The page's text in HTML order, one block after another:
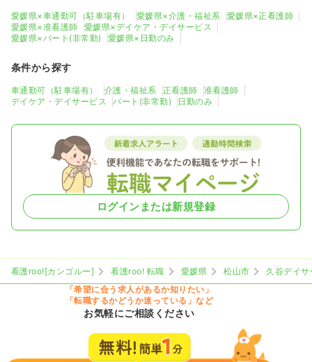
愛媛県×車通勤可（駐車場有） 愛媛県×介護・福祉系
愛媛県×正看護師
愛媛県×准看護師
愛媛県×デイケア・デイサービス
愛媛県×パート(非常勤)
愛媛県×日勤のみ
条件から探す
車通勤可（駐車場有） 介護・福祉系 正看護師
准看護師
デイケア・デイサービス
パート(非常勤) 日勤のみ
ログインまたは新規登録
看護roo![カンゴルー] 看護roo! 転職 愛媛県 松山市
久谷デイ
「希望に合う求人があるか知りたい」
「転職するかどうか迷っている」など
お気軽にご相談ください